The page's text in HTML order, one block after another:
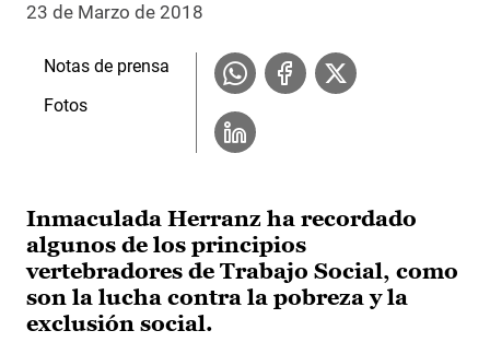
23 de Marzo de 2018
Inmaculada Herranz ha recordado
algunos de los principios
vertebradores de Trabajo Social, como
son la lucha contra la pobreza y la
exclusión social.
Notas de prensa
Fotos